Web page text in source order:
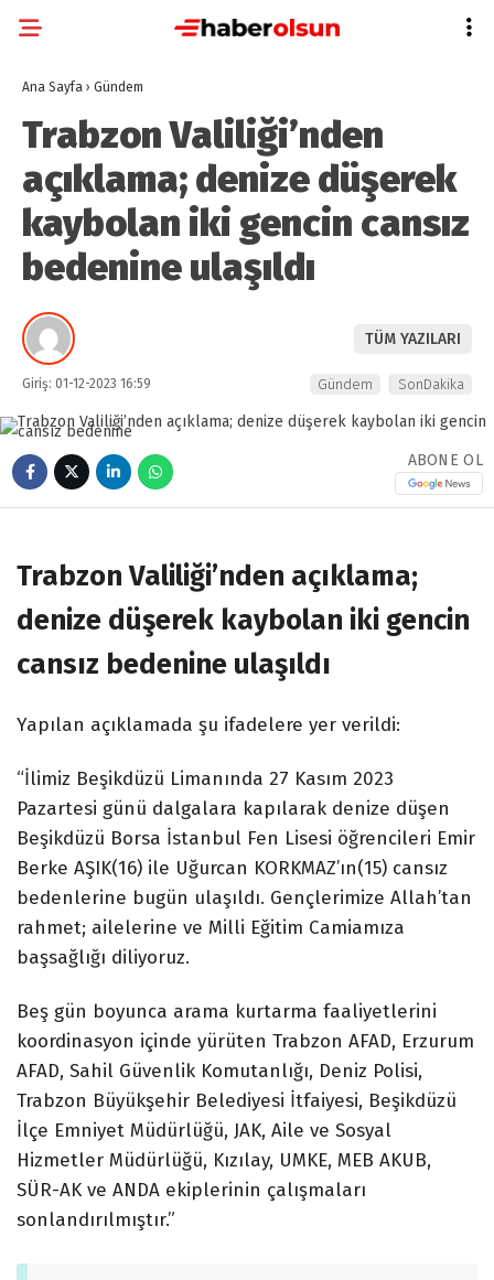
Ana Sayfa › Gündem
Trabzon Valiliği’nden
açıklama; denize düşerek
kaybolan iki gencin cansız
bedenine ulaşıldı
TÜM YAZILARI
Giriş: 01-12-2023 16:59 Gündem SonDakika
ABONE OL
Trabzon Valiliği’nden açıklama;
denize düşerek kaybolan iki gencin
cansız bedenine ulaşıldı
Yapılan açıklamada şu ifadelere yer verildi:
“İlimiz Beşikdüzü Limanında 27 Kasım 2023
Pazartesi günü dalgalara kapılarak denize düşen
Beşikdüzü Borsa İstanbul Fen Lisesi öğrencileri Emir
Berke AŞIK(16) ile Uğurcan KORKMAZ’ın(15) cansız
bedenlerine bugün ulaşıldı. Gençlerimize Allah’tan
rahmet; ailelerine ve Milli Eğitim Camiamıza
başsağlığı diliyoruz.
Beş gün boyunca arama kurtarma faaliyetlerini
koordinasyon içinde yürüten Trabzon AFAD, Erzurum
AFAD, Sahil Güvenlik Komutanlığı, Deniz Polisi,
Trabzon Büyükşehir Belediyesi İtfaiyesi, Beşikdüzü
İlçe Emniyet Müdürlüğü, JAK, Aile ve Sosyal
Hizmetler Müdürlüğü, Kızılay, UMKE, MEB AKUB,
SÜR-AK ve ANDA ekiplerinin çalışmaları
sonlandırılmıştır.”